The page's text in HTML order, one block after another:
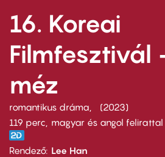
16. Koreai
Filmfesztivál
méz
romantikus dráma
2023
119 perc,
magyar és angol felirattal
Rendező Lee Han